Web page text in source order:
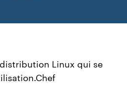
Linux qui se